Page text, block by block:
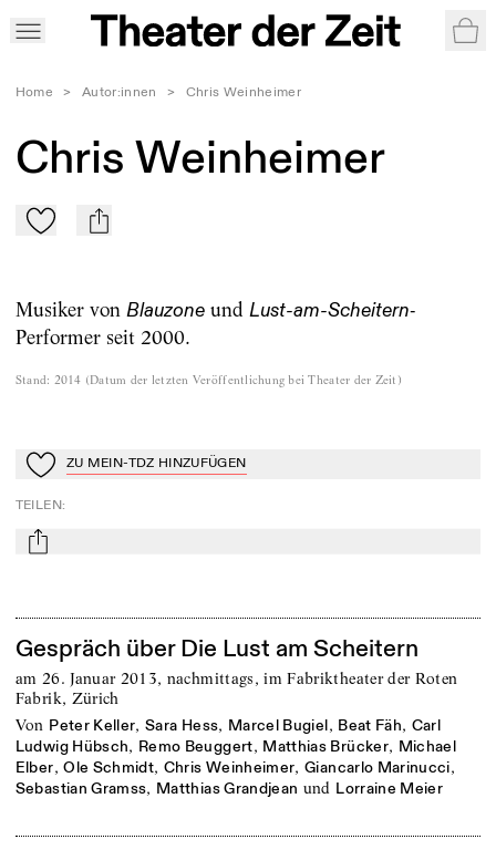
Home > Autor:innen > Chris Weinheimer
Chris Weinheimer
Zu Mein-TdZ hinzufügen
mail
Musiker von Blauzoneund Lust-am-Scheitern-
Performer seit 2000.
Stand: 2014 (Datum der letzten Veröffentlichung bei Theater der Zeit )
Zu Mein-TdZ hinzufügen
ZU MEIN-TDZ HINZUFÜGEN
TEILEN:
mail
Gespräch über Die Lust am Scheitern
am 26. Januar 2013, nachmittags, im Fabriktheater der Roten
Fabrik, Zürich
von Peter Keller,Sara Hess, Marcel Bugiel, Beat Fäh, Carl
Ludwig Hübsch, Remo Beuggert, Matthias Brücker, Michael
Elber,Ole Schmidt, Chris Weinheimer,Giancarlo Marinucci,
Sebastian Gramss, Matthias Grandjean und Lorraine Meier